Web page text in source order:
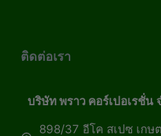
ติดต่อเรา
บริษัท พราว คอร์เปอเรชั่น
898/37 อีโค สเปซ เกษ